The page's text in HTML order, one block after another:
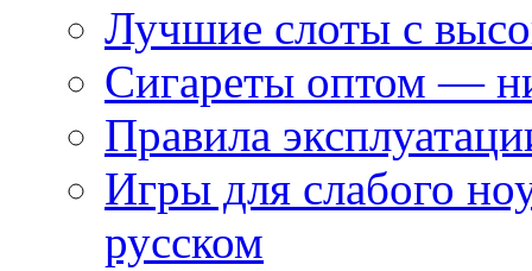
Лучшие слоты с
Сигареты оптом —
Правила
Игры для слабого
русском